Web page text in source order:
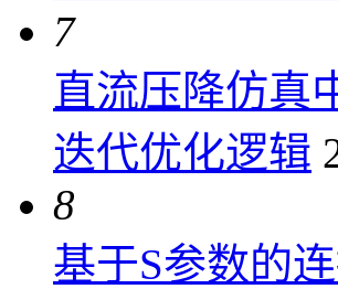
7
直流压降仿真
迭代优化逻辑
8
基于S参数的